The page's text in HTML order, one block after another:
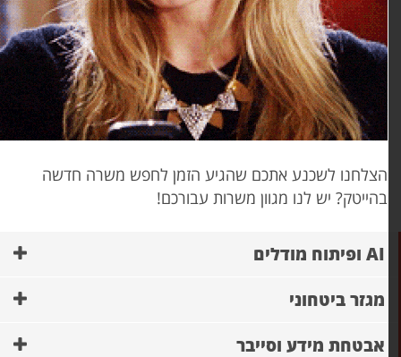
לשכנע אתכם שהגיע הזמן לחפש משרה חדשה
יש לנו מגוון משרות עבורכם!
AI ופיתוח מודלים
מגזר ביטחוני
אבטחת מידע וסייבר